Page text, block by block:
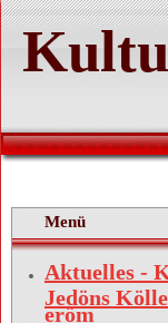
Menü
Aktuelles -
Jedöns
eröm